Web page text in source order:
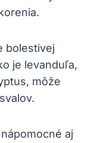
bolestivej​
je⁣ levanduľa,
⁢môže
aj